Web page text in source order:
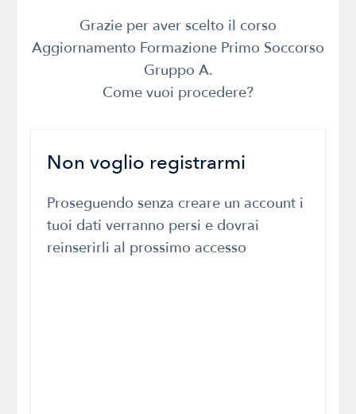
Grazie per aver scelto il corso
Aggiornamento Formazione Primo Soccorso
Gruppo A.
Come vuoi procedere?
Non voglio registrarmi
Proseguendo senza creare un account i
tuoi dati verranno persi e dovrai
reinserirli al prossimo accesso